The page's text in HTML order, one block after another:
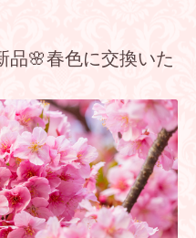
品🌸春色に交換いた